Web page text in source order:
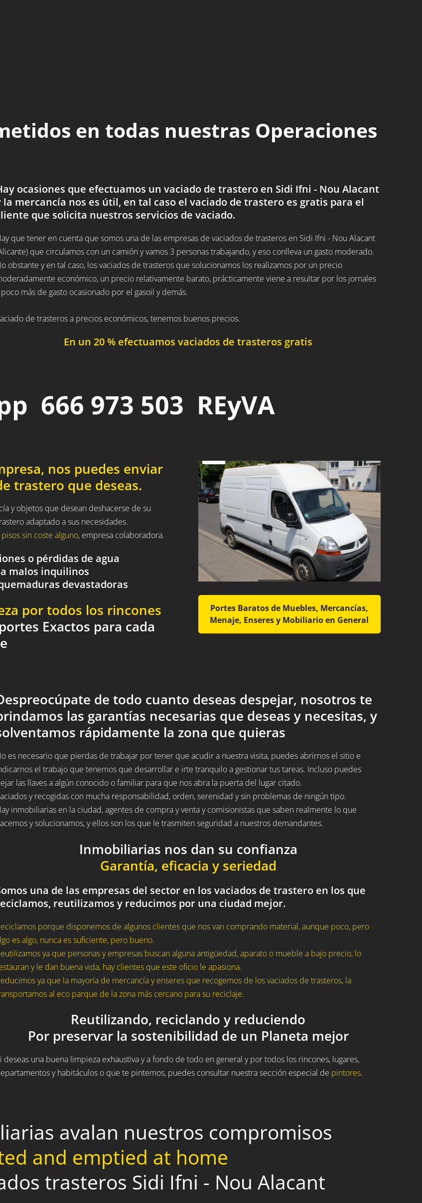
en todas nuestras Operaciones
ocasiones que efectuamos un vaciado de trastero en Sidi Ifni - Nou Alacant
la mercancía nos es útil, en tal caso el vaciado de trastero es gratis para el
que solicita nuestros servicios de vaciado.
que tener en cuenta que somos una de las empresas de vaciados de trasteros en Sidi Ifni - Nou Alacant
que circulamos con un camión y vamos 3 personas trabajando, y eso conlleva un gasto moderado.
obstante y en tal caso, los vaciados de trasteros que solucionamos los realizamos por un precio
económico, un precio relativamente barato, prácticamente viene a resultar por los jornales
más de gasto ocasionado por el gasoil y demás.
de trasteros a precios económicos, tenemos buenos precios.
En un 20 % efectuamos vaciados de trasteros gratis
666 973 503 REyVA
nos puedes enviar
trastero que deseas.
y objetos que desean deshacerse de su
adaptado a sus necesidades.
sin coste alguno, empresa colaboradora.
o pérdidas de agua
malos inquilinos
devastadoras
por todos los rincones
Exactos para cada
Portes Baratos de Muebles, Mercancías,
Menaje, Enseres y Mobiliario en General
de todo cuanto deseas despejar, nosotros te
las garantías necesarias que deseas y necesitas, y
rápidamente la zona que quieras
es necesario que pierdas de trabajar por tener que acudir a nuestra visita, puedes abrirnos el sitio e
el trabajo que tenemos que desarrollar e irte tranquilo a gestionar tus tareas. Incluso puedes
las llaves a algún conocido o familiar para que nos abra la puerta del lugar citado.
y recogidas con mucha responsabilidad, orden, serenidad y sin problemas de ningún tipo.
inmobiliarias en la ciudad, agentes de compra y venta y comisionistas que saben realmente lo que
y solucionamos, y ellos son los que le trasmiten seguridad a nuestros demandantes.
Inmobiliarias nos dan su confianza
Garantía, eficacia y seriedad
una de las empresas del sector en los vaciados de trastero en los que
reutilizamos y reducimos por una ciudad mejor.
porque disponemos de algunos clientes que nos van comprando material, aunque poco, pero
es algo, nunca es suficiente, pero bueno.
ya que personas y empresas buscan alguna antigüedad, aparato o mueble a bajo precio, lo
y le dan buena vida, hay clientes que este oficio le apasiona.
ya que la mayoría de mercancía y enseres que recogemos de los vaciados de trasteros, la
al eco parque de la zona más cercano para su reciclaje.
Reutilizando, reciclando y reduciendo
Por preservar la sostenibilidad de un Planeta mejor
deseas una buena limpieza exhaustiva y a fondo de todo en general y por todos los rincones, lugares,
y habitáculos o que te pintemos, puedes consultar nuestra sección especial de pintores.
avalan nuestros compromisos
and emptied at home
trasteros Sidi Ifni - Nou Alacant